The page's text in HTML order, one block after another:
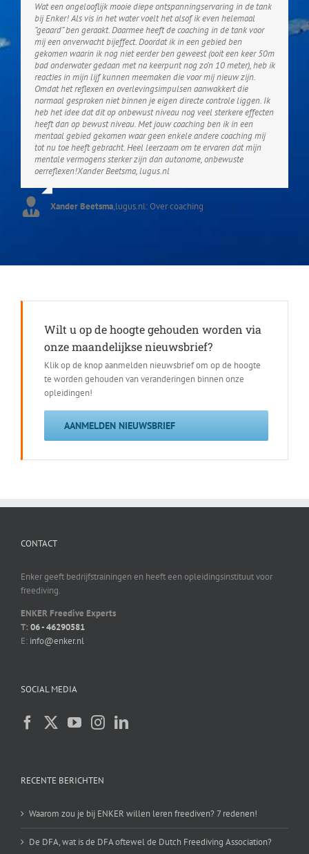
Wat een ongelooflijk mooie diepe ontspanningservaring in de tank
bij Enker! Als vis in het water voelt het alsof ik even helemaal
“geaard” ben geraakt. Daarmee heeft de coaching in de tank voor
mij een onverwacht bijeffect. Doordat ik in een gebied ben
gekomen waarin ik nog niet eerder ben geweest (ooit een keer 50m
bad onderwater gedaan met na keerpunt nog zo’n 10 meter), heb ik
reacties in mijn lijf kunnen meemaken die voor mij nieuw zijn.
Omdat het reflexen en overlevingsimpulsen aanwakkert die
normaal gesproken niet binnen je eigen directe controle liggen. Ik
heb het idee dat dit op onbewust niveau nog veel sterkere effecten
heeft dan op bewust niveau. Met jouw coaching ben ik in een
mentaal gebied gekomen waar geen enkele andere coaching mij
tot nu toe heeft gebracht. Heel leerzaam om te ervaren dat mijn
mentale vermogens sterker zijn dan autonome, onbewuste
oerreflexen!Xander Beetsma, lugus.nl
Xander Beetsma,lugus.nl: Over coaching
Wilt u op de hoogte gehouden worden via
onze maandelijkse nieuwsbrief?
Klik op de knop aanmelden nieuwsbrief om op de hoogte
te worden gehouden van veranderingen binnen onze
opleidingen!
AANMELDEN NIEUWSBRIEF
CONTACT
Enker geeft bedrijfstrainingen en heeft een opleidingsinstituut voor
freediving.
ENKER Freedive Experts
T: 06 - 46290581
E: info@enker.nl
SOCIAL MEDIA
RECENTE BERICHTEN
Waarom zou je bij ENKER willen leren freediven? 7 redenen!
De DFA, wat is de DFA oftewel de Dutch Freediving Association?